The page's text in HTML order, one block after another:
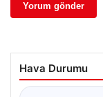
Hava Durumu